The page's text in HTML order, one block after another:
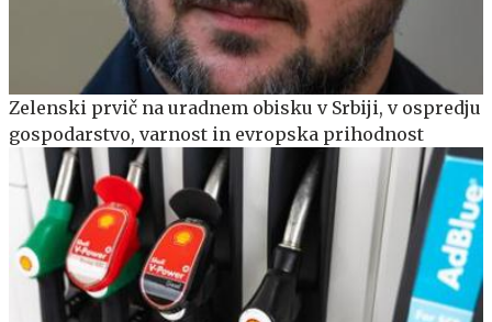
Zelenski prvič na uradnem obisku v Srbiji, v ospredju
gospodarstvo, varnost in evropska prihodnost